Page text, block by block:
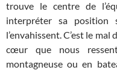
trouve le centre de
interpréter sa position
l’envahissent. C’est le mal
cœur que nous
montagneuse ou en